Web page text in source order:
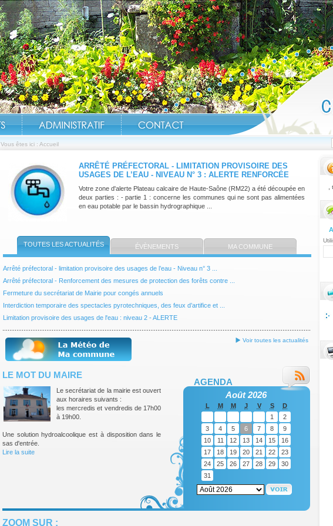
Vous êtes ici : Accueil
ARRÊTÉ PRÉFECTORAL - LIMITATION PROVISOIRE DES
USAGES DE L’EAU - NIVEAU N° 3 : ALERTE RENFORCÉE
Votre zone d'alerte Plateau calcaire de Haute-Saône (RM22) a été découpée en
deux parties : - partie 1 : concerne les communes qui ne sont pas alimentées
en eau potable par le bassin hydrographique ...
TOUTES LES ACTUALITÉS ÉVÈNEMENTS MA COMMUNE
Arrêté préfectoral - limitation provisoire des usages de l’eau - Niveau n° 3 ...
Arrêté préfectoral - Renforcement des mesures de protection des forêts contre ...
Fermeture du secrétariat de Mairie pour congés annuels
Interdiction temporaire des spectacles pyrotechniques, des feux d’artifice et ...
Limitation provisoire des usages de l'eau : niveau 2 - ALERTE
Voir toutes les actualités
LE MOT DU MAIRE
Le secrétariat de la mairie est ouvert
aux horaires suivants :
les mercredis et vendredis de 17h00
à 19h00.
Une solution hydroalcoolique est à disposition dans le
sas d'entrée.
Lire la suite
AGENDA
Août 2026
L M M J V S
D
1
2
3
4 5 6 7 8
9
10
11 12 13 14 15
16
17
18 19 20 21 22
23
24
25 26 27 28 29
30
31
ZOOM SUR :
Réouverture Étangs,